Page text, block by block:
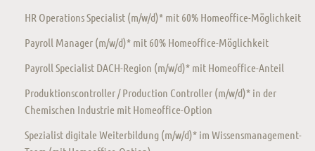
HR Operations Specialist (m/w/d)* mit 60% Homeoffice-Möglichkeit
Payroll Manager (m/w/d)* mit 60% Homeoffice-Möglichkeit
Payroll Specialist DACH-Region (m/w/d)* mit Homeoffice-Anteil
Produktionscontroller / Production Controller (m/w/d)* in der
Chemischen Industrie mit Homeoffice-Option
Spezialist digitale Weiterbildung (m/w/d)* im Wissensmanagement-